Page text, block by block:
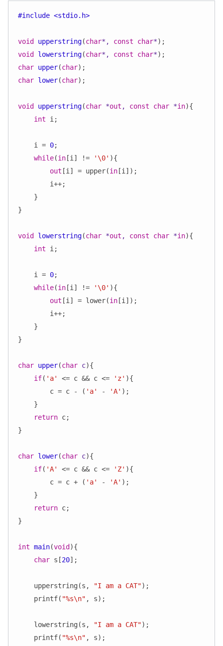
#include <stdio.h>
void upperstring(char*, const char*)
void
lowerstring(char*, const char*)
char upper(char)
char lower(char) ;
void upperstring(char *out , const char *in){
int i;
    i =
0;
while(in[i] != '\0' ){
out [i] = upper(in[i]);
}
void lowerstring(char *out , const char *in){
int i;
    i =
0;
while(in[i] != '\0' ){
out [i] = lower(in[i]);
}
char upper(char c){
if( 'a' <= c && c <= 'z' ){
        c = c - (
'a' - 'A' );
return c;
}
char lower(char c){
if( 'A' <= c && c <= 'Z' ){
        c = c + (
'a' - 'A' );
return c;
}
int main(void ){
char s[20];
    upperstring(s,
"I am a CAT");
    printf(
"%s\n" , s);
    lowerstring(s,
"I am a CAT");
    printf(
"%s\n" , s);